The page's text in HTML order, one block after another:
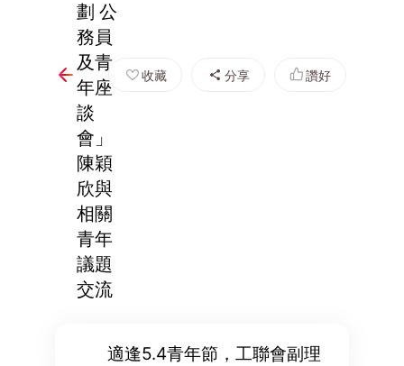
劃 公
務員
及青
年座
談
會」
陳穎
欣與
相關
青年
議題
交流
收藏 分享 讚好
適逢5.4青年節，工聯會副理